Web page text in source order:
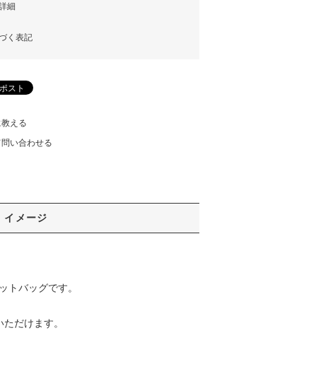
細
く表記
える
い合わせる
イメージ
トバッグです。
だけます。